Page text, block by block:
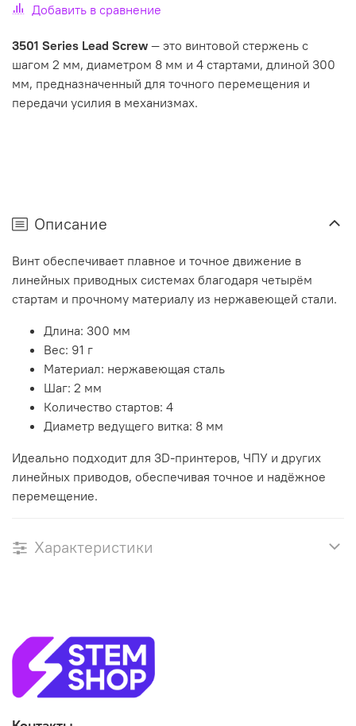
Добавить в сравнение
3501 Series Lead Screw — это винтовой стержень с
шагом 2 мм, диаметром 8 мм и 4 стартами, длиной 300
мм, предназначенный для точного перемещения и
передачи усилия в механизмах.
Описание
Винт обеспечивает плавное и точное движение в
линейных приводных системах благодаря четырём
стартам и прочному материалу из нержавеющей стали.
Длина: 300 мм
Вес: 91 г
Материал: нержавеющая сталь
Шаг: 2 мм
Количество стартов: 4
Диаметр ведущего витка: 8 мм
Идеально подходит для 3D-принтеров, ЧПУ и других
линейных приводов, обеспечивая точное и надёжное
перемещение.
Характеристики